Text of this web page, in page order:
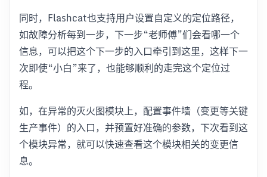
同时，Flashcat也支持用户设置自定义的定位路径，
如故障分析每到一步，下一步“老师傅”们会看哪一个
信息，可以把这个下一步的入口牵引到这里，这样下一
次即使“小白”来了，也能够顺利的走完这个定位过
程。
如，在异常的灭火图模块上，配置事件墙（变更等关键
生产事件）的入口，并预置好准确的参数，下次看到这
个模块异常，就可以快速查看这个模块相关的变更信
息。